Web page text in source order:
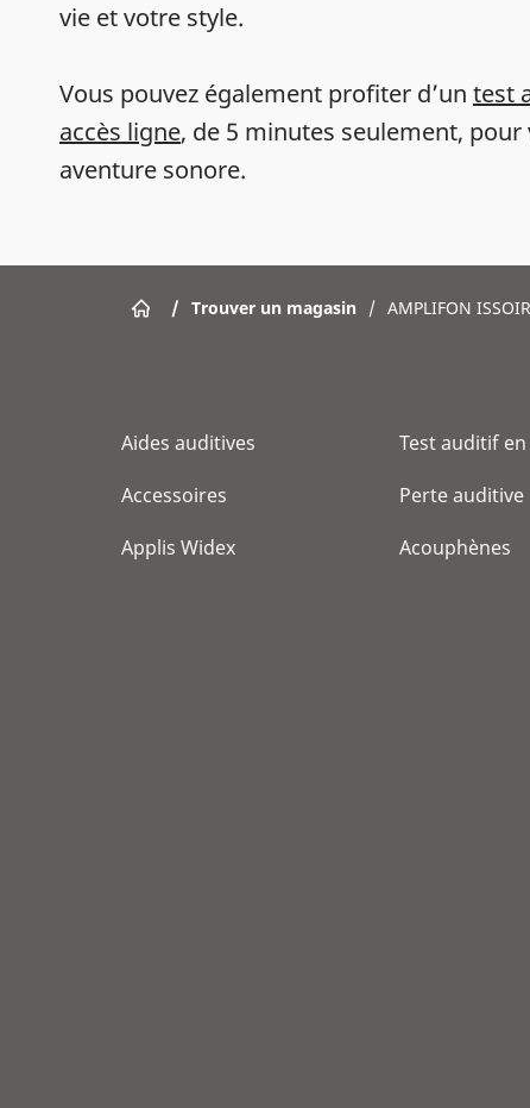
vie et votre style.
Vous pouvez également profiter d’un test
accès ligne, de 5 minutes seulement,
aventure sonore.
/ Trouver un magasin / AMPLIFON
Aides auditives
Accessoires
Applis Widex
Test auditif
Perte auditive
Acouphènes